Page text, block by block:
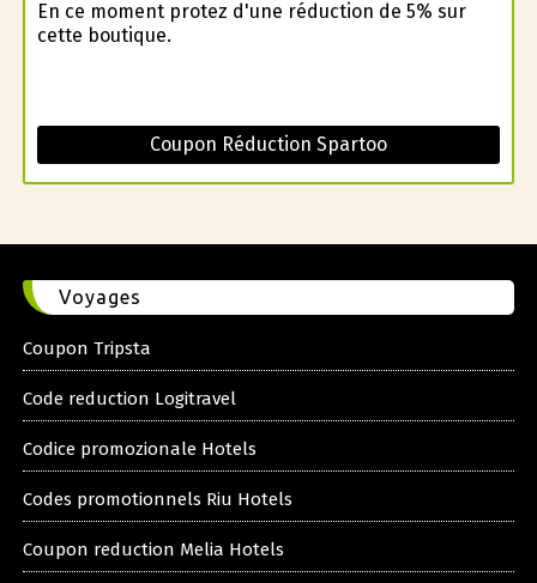
En ce moment profitez d'une réduction de 5% sur
cette boutique.
Coupon Réduction Spartoo
Voyages
Coupon Tripsta
Code reduction Logitravel
Codice promozionale Hotels
Codes promotionnels Riu Hotels
Coupon reduction Melia Hotels